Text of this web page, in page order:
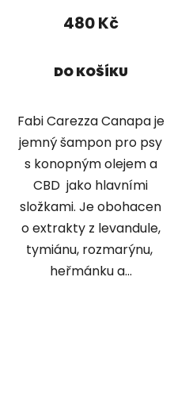
480 Kč
DO KOŠÍKU
Fabi Carezza Canapa je
jemný šampon pro psy
s konopným olejem a
CBD jako hlavními
složkami. Je obohacen
o extrakty z levandule,
tymiánu, rozmarýnu,
heřmánku a...